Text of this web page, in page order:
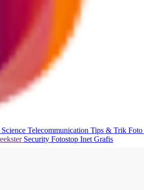
Science Telecommunication Tips & Trik Foto
Security Fotostop Inet Grafis